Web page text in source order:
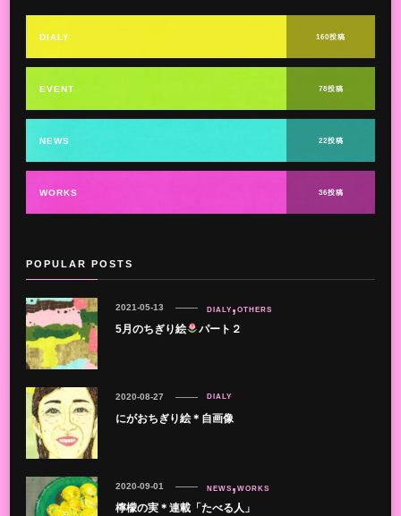
DIALY 160投稿
EVENT 78投稿
NEWS 22投稿
WORKS 36投稿
POPULAR POSTS
DIALY OTHERS
5月のちぎり絵 パート２
2021-05-13
DIALY
にがおちぎり絵＊自画像
2020-08-27
NEWS WORKS
檸檬の実＊連載「たべる人」
2020-09-01